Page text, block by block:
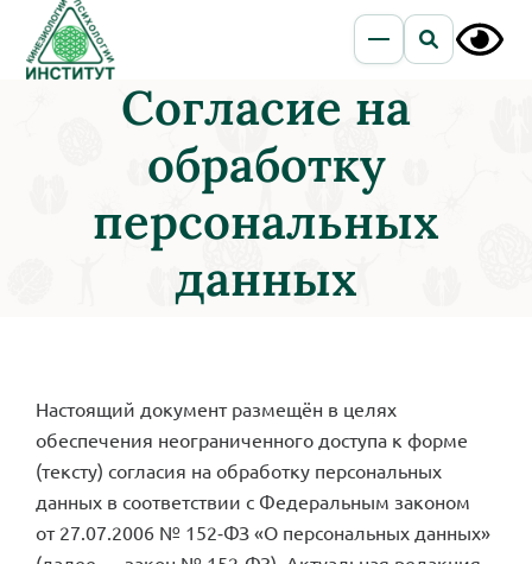
Согласие на
обработку
персональных
данных
Настоящий документ размещён в целях
обеспечения неограниченного доступа к форме
(тексту) согласия на обработку персональных
данных в соответствии с Федеральным законом
от 27.07.2006 № 152‑ФЗ «О персональных данных»